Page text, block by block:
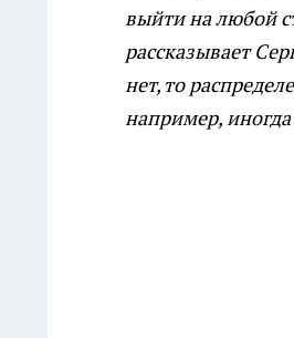
выйти на любой
рассказывает
нет, то
например,